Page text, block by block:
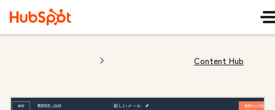
Content Hub